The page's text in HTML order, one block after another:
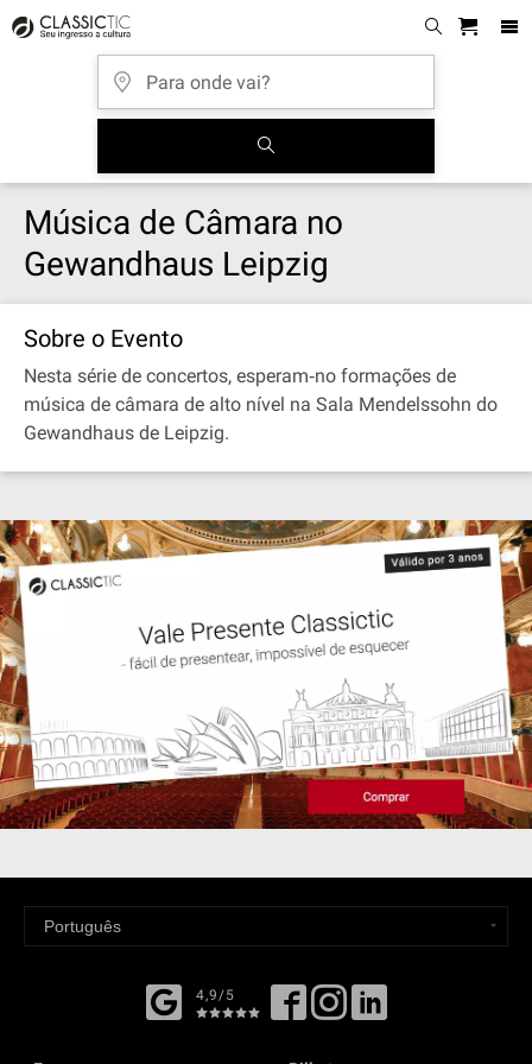
Música de Câmara no
Gewandhaus Leipzig
Sobre o Evento
Nesta série de concertos, esperam‐no formações de
música de câmara de alto nível na Sala Mendelssohn do
Gewandhaus de Leipzig.
4,9/5